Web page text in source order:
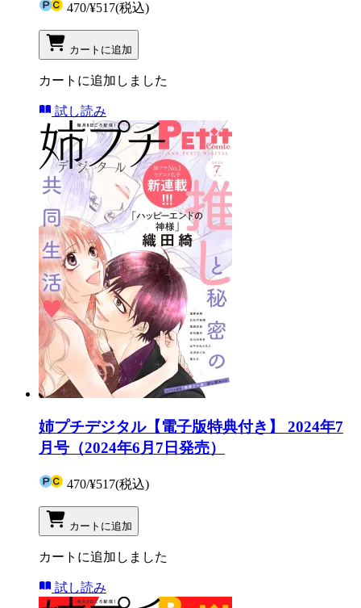
470/¥517(税込)
カートに追加
カートに追加しました
試し読み
姉プチデジタル【電子版特典付き】 2024年7
月号（2024年6月7日発売）
470/¥517(税込)
カートに追加
カートに追加しました
試し読み